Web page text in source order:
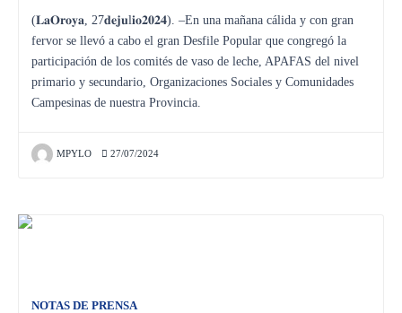
(𝐋𝐚𝐎𝐫𝐨𝐲𝐚, 27𝐝𝐞𝐣𝐮l𝐢𝐨𝟐𝟎𝟐𝟒). –En una mañana cálida y con gran
fervor se llevó a cabo el gran Desfile Popular que congregó la
participación de los comités de vaso de leche, APAFAS del nivel
primario y secundario, Organizaciones Sociales y Comunidades
Campesinas de nuestra Provincia.
MPYLO 27/07/2024
NOTAS DE PRENSA